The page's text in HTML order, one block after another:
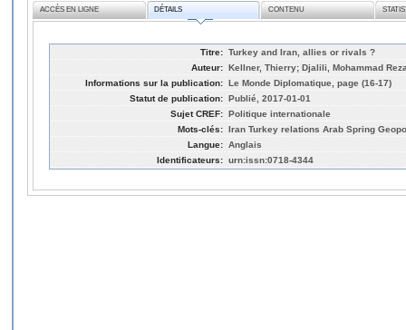
ACCÈS EN LIGNE DÉTAILS CONTENU
Titre: Turkey and Iran, allies or rivals ?
Auteur: Kellner, Thierry; Djalili, Mohammad
Informations sur la publication: Le Monde Diplomatique, page (16-17)
Statut de publication: Publié, 2017-01-01
Sujet CREF: Politique internationale
Mots-clés: Iran Turkey relations Arab Spring
Langue: Anglais
Identificateurs: urn:issn:0718-4344